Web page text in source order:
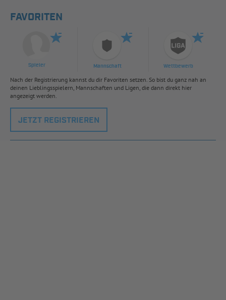
FAVORITEN
Spieler Mannschaft Wettbewerb
Nach der Registrierung kannst du dir Favoriten setzen. So bist du ganz nah an
deinen Lieblingsspielern, Mannschaften und Ligen, die dann direkt hier
angezeigt werden.
JETZT REGISTRIEREN